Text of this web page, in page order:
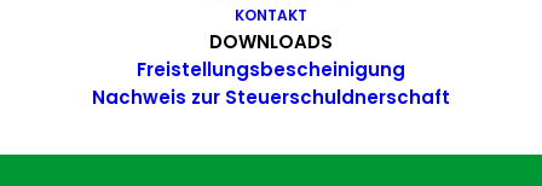
KONTAKT
DOWNLOADS
Freistellungsbescheinigung
Nachweis zur Steuerschuldnerschaft
ZU DEN STELLENANGEBOTEN